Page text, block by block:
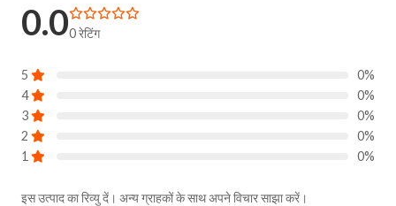
0.00 रेटिंग
5
0%
4
0%
3
0%
2
0%
1
0%
इस उत्पाद का रिव्यु दें। अन्य ग्राहकों के साथ अपने विचार साझा करें।